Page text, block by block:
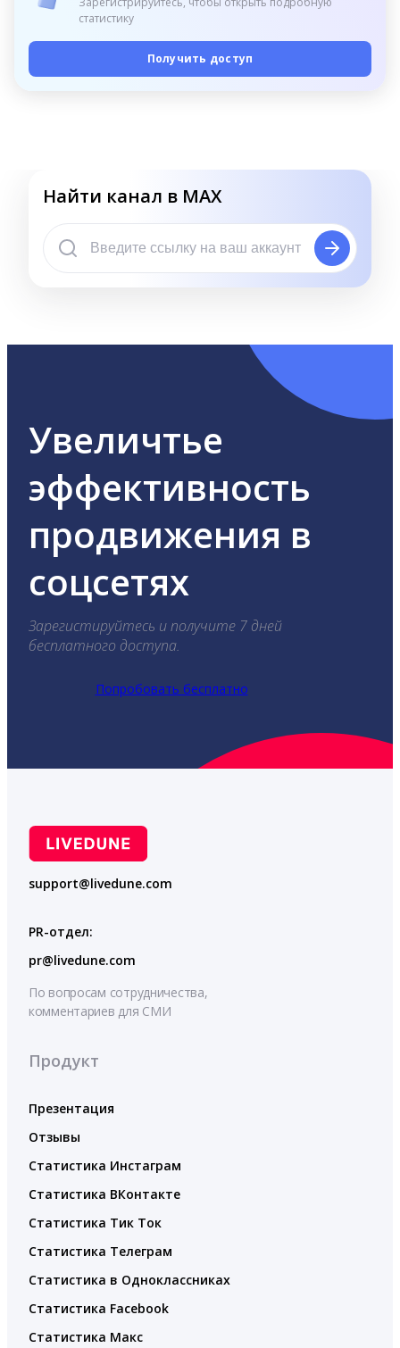
статистику
Получить доступ
Найти канал в MAX
Увеличтье
эффективность
продвижения в
соцсетях
Зарегистируйтесь и получите 7 дней
бесплатного доступа.
Попробовать бесплатно
support@livedune.com
PR-отдел:
pr@livedune.com
По вопросам сотрудничества,
комментариев для СМИ
Продукт
Презентация
Отзывы
Статистика Инстаграм
Статистика ВКонтакте
Статистика Тик Ток
Статистика Телеграм
Статистика в Одноклассниках
Статистика Facebook
Статистика Макс